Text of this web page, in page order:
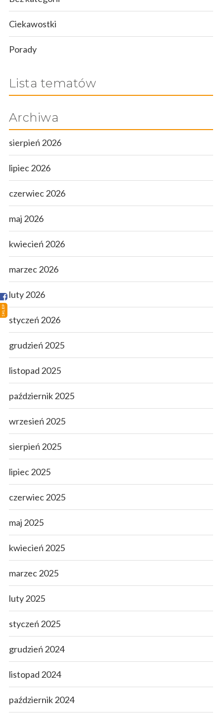
SKLEP
Ciekawostki
Porady
Lista tematów
Archiwa
sierpień 2026
lipiec 2026
czerwiec 2026
maj 2026
kwiecień 2026
marzec 2026
luty 2026
styczeń 2026
grudzień 2025
listopad 2025
październik 2025
wrzesień 2025
sierpień 2025
lipiec 2025
czerwiec 2025
maj 2025
kwiecień 2025
marzec 2025
luty 2025
styczeń 2025
grudzień 2024
listopad 2024
październik 2024
Strona główna
Sklep